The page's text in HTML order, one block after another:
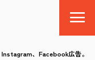
、Facebook広告。